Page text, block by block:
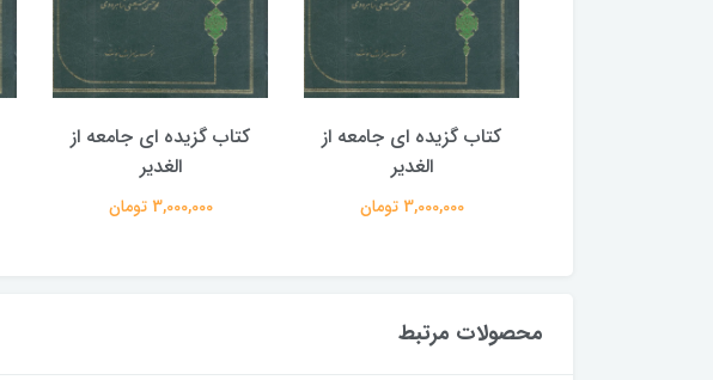
کتاب گزیده ای جامعه از
الغدیر
3,000,000 تومان
کتاب گزیده ای جامعه از
الغدیر
3,000,000 تومان
محصولات مرتبط